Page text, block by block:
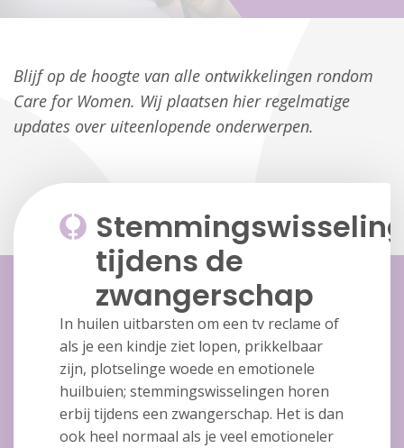
Blijf op de hoogte van alle ontwikkelingen rondom
Care for Women. Wij plaatsen hier regelmatige
updates over uiteenlopende onderwerpen.
tijdens de
zwangerschap
In huilen uitbarsten om een tv reclame of
als je een kindje ziet lopen, prikkelbaar
zijn, plotselinge woede en emotionele
huilbuien; stemmingswisselingen horen
erbij tijdens een zwangerschap. Het is dan
ook heel normaal als je veel emotioneler